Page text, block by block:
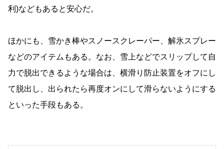
利)などもあると安心だ。
ほかにも、雪かき棒やスノースクレーパー、解氷スプレー
などのアイテムもある。なお、雪上などでスリップして自
力で脱出できるような場合は、横滑り防止装置をオフにし
て脱出し、出られたら再度オンにして滑らないようにする
といった手段もある。